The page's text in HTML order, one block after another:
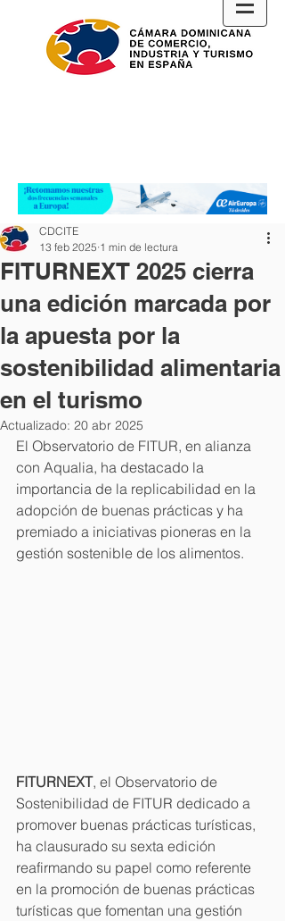
FITURNEXT 2025 cierra
una edición marcada por
la apuesta por la
sostenibilidad alimentaria
en el turismo
CDCITE
13 feb 2025 1 min de lectura
Actualizado: 20 abr 2025
El Observatorio de FITUR, en alianza
con Aqualia, ha destacado la
importancia de la replicabilidad en la
adopción de buenas prácticas y ha
premiado a iniciativas pioneras en la
gestión sostenible de los alimentos.
FITURNEXT, el Observatorio de
Sostenibilidad de FITUR dedicado a
promover buenas prácticas turísticas,
ha clausurado su sexta edición
reafirmando su papel como referente
en la promoción de buenas prácticas
turísticas que fomentan una gestión